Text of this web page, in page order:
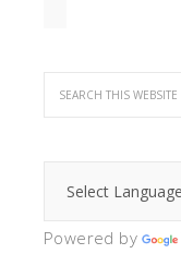
Powered by